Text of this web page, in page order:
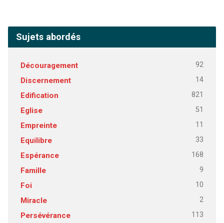
Sujets abordés
Découragement 92
Discernement 14
Edification 821
Eglise 51
Empreinte 11
Equilibre 33
Espérance 168
Famille 9
Foi 10
Miracle 2
Persévérance 113